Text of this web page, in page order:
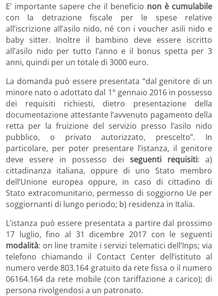
E’ importante sapere che il beneficio non è cumulabile
con la detrazione fiscale per le spese relative
all’iscrizione all’asilo nido, né con i voucher asili nido e
baby sitter. Inoltre il bambino deve essere iscritto
all’asilo nido per tutto l’anno e il bonus spetta per 3
anni, quindi per un totale di 3000 euro.
La domanda può essere presentata “dal genitore di un
minore nato o adottato dal 1° gennaio 2016 in possesso
dei requisiti richiesti, dietro presentazione della
documentazione attestante l’avvenuto pagamento della
retta per la fruizione del servizio presso l’asilo nido
pubblico, o privato autorizzato, prescelto”. In
particolare, per poter presentare l’istanza, il genitore
deve essere in possesso dei seguenti requisiti: a)
cittadinanza italiana, oppure di uno Stato membro
dell’Unione europea oppure, in caso di cittadino di
Stato extracomunitario, permesso di soggiorno Ue per
soggiornanti di lungo periodo; b) residenza in Italia.
L’istanza può essere presentata a partire dal prossimo
17 luglio, fino al 31 dicembre 2017 con le seguenti
modalità: on line tramite i servizi telematici dell’Inps; via
telefono chiamando il Contact Center dell’istituto al
numero verde 803.164 gratuito da rete fissa o il numero
06164.164 da rete mobile (con tariffazione a carico); di
persona rivolgendosi a un patronato.